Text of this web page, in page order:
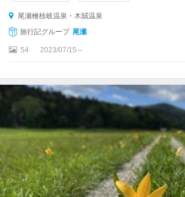
尾瀬檜枝岐温泉・木賊温泉
旅行記グループ 尾瀬
54 2023/07/15～